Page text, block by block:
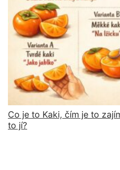
Co je to Kaki, čím je to
to jí?